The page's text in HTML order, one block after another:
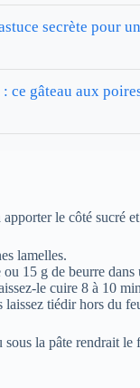
secrète pour
gâteau aux
le côté sucré
lamelles.
15 g de beurre
le cuire 8 à 10
laissez tiédir hors du
la pâte rendrait